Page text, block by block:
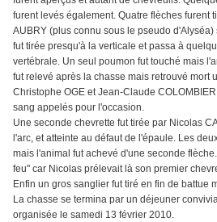
furent levés également. Quatre flèches furent
AUBRY (plus connu sous le pseudo
fut tirée presqu'à la verticale et passa à
vertébrale. Un seul poumon fut touché mais
fut relevé après la chasse mais retrouvé mort
Christophe OGE et Jean-Claude
sang appelés pour l'occasion.
Une seconde chevrette fut tirée par Nicolas
l'arc, et atteinte au défaut de l'épaule. Les
mais l'animal fut achevé d'une seconde
feu" car Nicolas prélevait là son premier
Enfin un gros sanglier fut tiré en fin de battue
La chasse se termina par un déjeuner
organisée le samedi 13 février 2010.